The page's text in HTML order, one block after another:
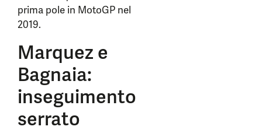
prima pole in MotoGP nel
2019.
Marquez e
Bagnaia:
inseguimento
serrato